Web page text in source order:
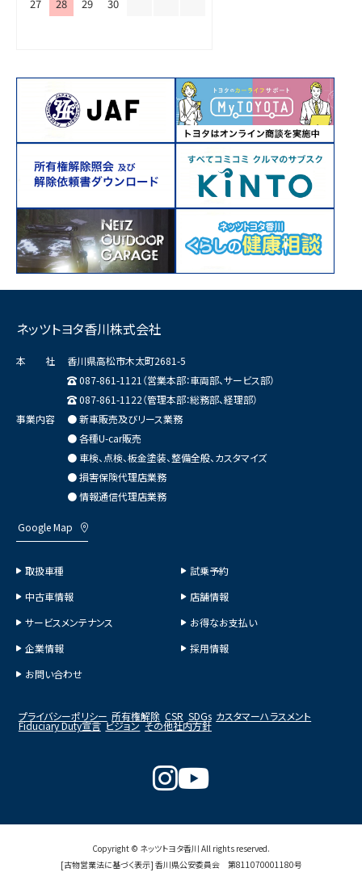
27
28 29 30
ネッツトヨタ香川株式会社
本 社
香川県高松市木太町2681-5
087-861-1121（営業本部：車両部、サービス部）
087-861-1122（管理本部：総務部、経理部）
事業内容
● 新車販売及びリース業務
● 各種U-car販売
● 車検、点検、板金塗装、整備全般、カスタマイズ
● 損害保険代理店業務
● 情報通信代理店業務
Google Map
取扱車種
試乗予約
中古車情報
店舗情報
サービスメンテナンス
お得なお支払い
企業情報
採用情報
お問い合わせ
プライバシーポリシー 所有権解除 CSR SDGs カスタマーハラスメント
Fiduciary Duty宣言 ビジョン その他社内方針
Copyright © ネッツトヨタ香川 All rights reserved.
[古物営業法に基づく表示] 香川県公安委員会 第811070001180号